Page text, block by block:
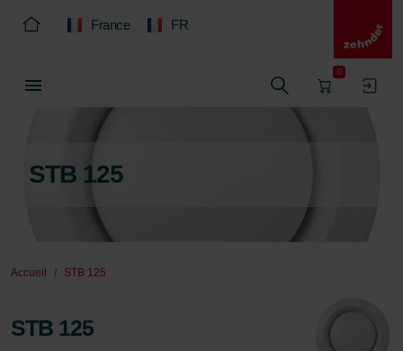
France FR
0
STB 125
Accueil STB 125
STB 125